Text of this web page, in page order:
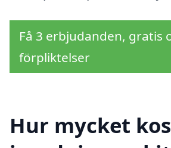
Få 3 erbjudanden, gratis
förpliktelser
Hur mycket